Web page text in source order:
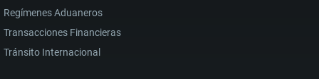
Regímenes Aduaneros
Transacciones Financieras
Tránsito Internacional